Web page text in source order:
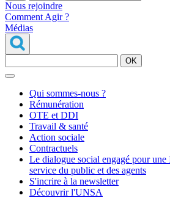
Nous rejoindre
Comment Agir ?
Médias
OK
Qui sommes-nous ?
Rémunération
OTE et DDI
Travail & santé
Action sociale
Contractuels
Le dialogue social engagé pour
service du public et des agents
S'incrire à la newsletter
Découvrir l'UNSA